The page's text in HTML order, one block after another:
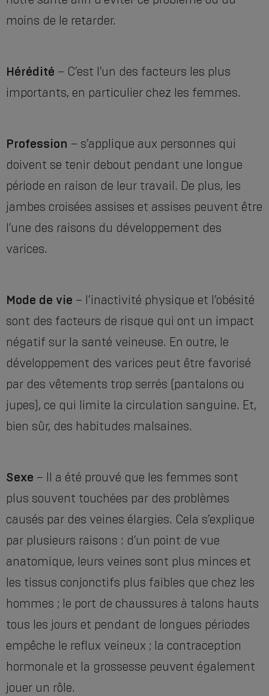
moins de le retarder.
Hérédité – C’est l’un des facteurs les plus
importants, en particulier chez les femmes.
Profession – s’applique aux personnes qui
doivent se tenir debout pendant une longue
période en raison de leur travail. De plus, les
jambes croisées assises et assises peuvent être
l’une des raisons du développement des
varices.
Mode de vie – l’inactivité physique et l’obésité
sont des facteurs de risque qui ont un impact
négatif sur la santé veineuse. En outre, le
développement des varices peut être favorisé
par des vêtements trop serrés (pantalons ou
jupes), ce qui limite la circulation sanguine. Et,
bien sûr, des habitudes malsaines.
Sexe – Il a été prouvé que les femmes sont
plus souvent touchées par des problèmes
causés par des veines élargies. Cela s’explique
par plusieurs raisons : d’un point de vue
anatomique, leurs veines sont plus minces et
les tissus conjonctifs plus faibles que chez les
hommes ; le port de chaussures à talons hauts
tous les jours et pendant de longues périodes
empêche le reflux veineux ; la contraception
hormonale et la grossesse peuvent également
jouer un rôle.